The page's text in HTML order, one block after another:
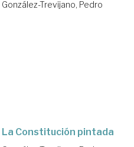
González-Trevijano, Pedro
La Constitución pintada